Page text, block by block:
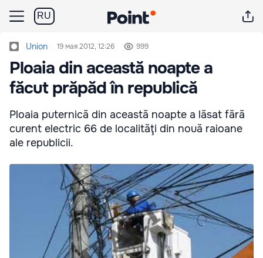
RU
Union 19 мая 2012, 12:26 999
Ploaia din această noapte a
făcut prăpăd în republică
Ploaia puternică din această noapte a lăsat fără
curent electric 66 de localităţi din nouă raioane
ale republicii.